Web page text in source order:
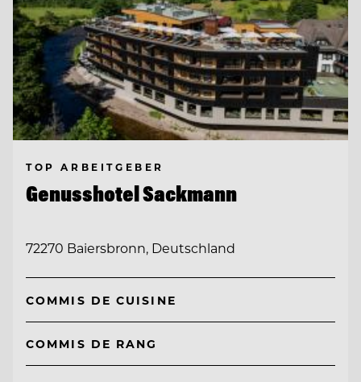
TOP ARBEITGEBER
Genusshotel Sackmann
72270 Baiersbronn, Deutschland
COMMIS DE CUISINE
COMMIS DE RANG